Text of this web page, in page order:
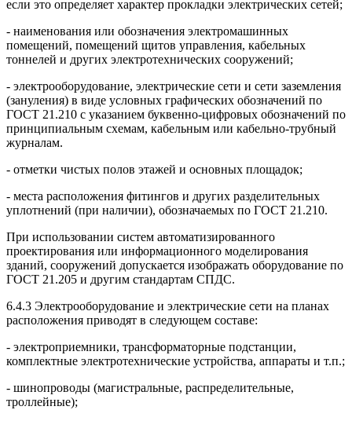
если это определяет характер прокладки электрических сетей;
- наименования или обозначения электромашинных
помещений, помещений щитов управления, кабельных
тоннелей и других электротехнических сооружений;
- электрооборудование, электрические сети и сети заземления
(зануления) в виде условных графических обозначений по
ГОСТ 21.210 с указанием буквенно-цифровых обозначений по
принципиальным схемам, кабельным или кабельно-трубный
журналам.
- отметки чистых полов этажей и основных площадок;
- места расположения фитингов и других разделительных
уплотнений (при наличии), обозначаемых по ГОСТ 21.210.
При использовании систем автоматизированного
проектирования или информационного моделирования
зданий, сооружений допускается изображать оборудование по
ГОСТ 21.205 и другим стандартам СПДС.
6.4.3 Электрооборудование и электрические сети на планах
расположения приводят в следующем составе:
- электроприемники, трансформаторные подстанции,
комплектные электротехнические устройства, аппараты и т.п.;
- шинопроводы (магистральные, распределительные,
троллейные);